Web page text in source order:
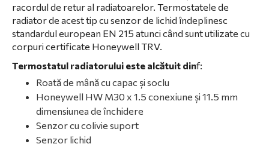
racordul de retur al radiatoarelor. Termostatele de
radiator de acest tip cu senzor de lichid îndeplinesc
standardul european EN 215 atunci când sunt utilizate cu
corpuri certificate Honeywell TRV.
Termostatul radiatorului este alcătuit dinf:
Roată de mână cu capac și soclu
Honeywell HW M30 x 1.5 conexiune și 11.5 mm
dimensiunea de închidere
Senzor cu colivie suport
Senzor lichid